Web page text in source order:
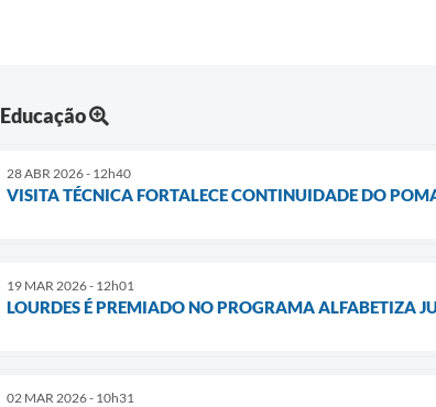
Educação
28 ABR 2026 - 12h40
VISITA TÉCNICA FORTALECE CONTINUIDADE DO
19 MAR 2026 - 12h01
LOURDES É PREMIADO NO PROGRAMA ALFABETIZA
02 MAR 2026 - 10h31